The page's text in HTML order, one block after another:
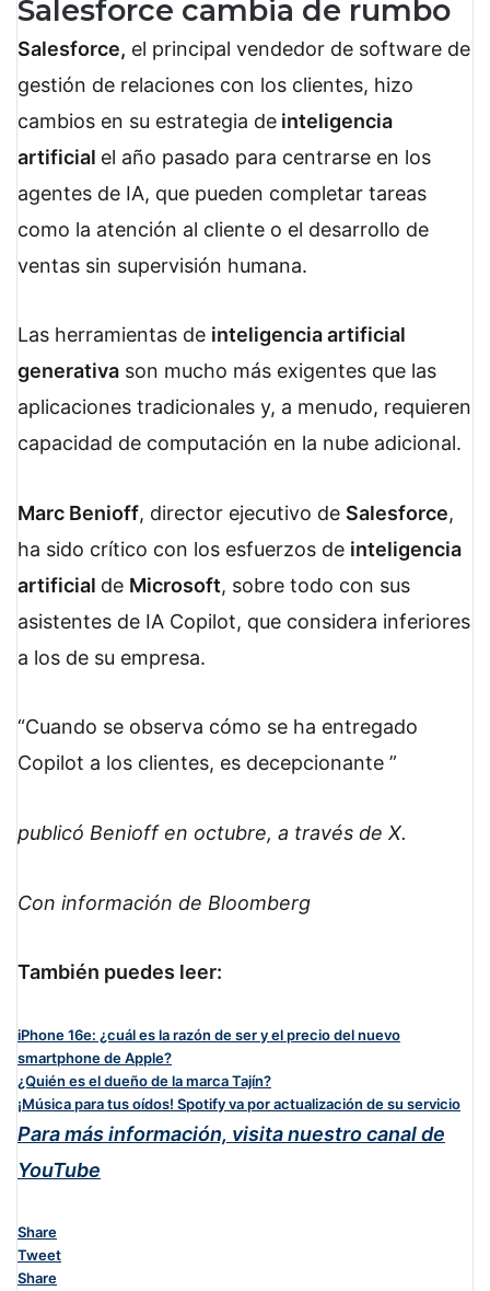
Salesforce cambia de rumbo
Salesforce, el principal vendedor de software de
gestión de relaciones con los clientes, hizo
cambios en su estrategia de inteligencia
artificial el año pasado para centrarse en los
agentes de IA, que pueden completar tareas
como la atención al cliente o el desarrollo de
ventas sin supervisión humana.
Las herramientas de inteligencia artificial
generativa son mucho más exigentes que las
aplicaciones tradicionales y, a menudo, requieren
capacidad de computación en la nube adicional.
Marc Benioff, director ejecutivo de Salesforce,
ha sido crítico con los esfuerzos de inteligencia
artificial de Microsoft, sobre todo con sus
asistentes de IA Copilot, que considera inferiores
a los de su empresa.
Cuando se observa cómo se ha entregado
Copilot a los clientes, es decepcionante
publicó Benioff en octubre, a través de X.
Con información de Bloomberg
También puedes leer:
iPhone 16e: ¿cuál es la razón de ser y el precio del nuevo
smartphone de Apple?
¿Quién es el dueño de la marca Tajín?
¡Música para tus oídos! Spotify va por actualización de su servicio
Para más información, visita nuestro canal de
YouTube
Share
Tweet
Share